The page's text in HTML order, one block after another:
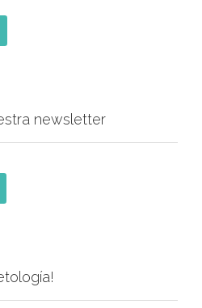
newsletter